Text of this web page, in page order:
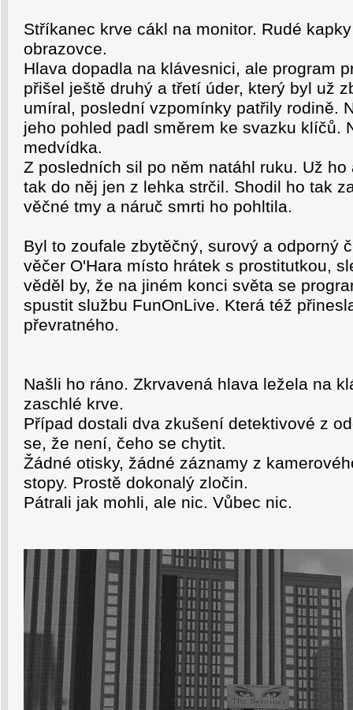
Stříkanec krve cákl na monitor. Rudé
obrazovce.
Hlava dopadla na klávesnici, ale program
přišel ještě druhý a třetí úder, který byl už
umíral, poslední vzpomínky patřily rodině.
jeho pohled padl směrem ke svazku klíčů.
medvídka.
Z posledních sil po něm natáhl ruku. Už
tak do něj jen z lehka strčil. Shodil ho tak
věčné tmy a náruč smrti ho pohltila.
Byl to zoufale zbytěčný, surový a odporný
věčer O'Hara místo hrátek s prostitutkou,
věděl by, že na jiném konci světa se
spustit službu FunOnLive. Která též
převratného.
Našli ho ráno. Zkrvavená hlava ležela na
zaschlé krve.
Případ dostali dva zkušení detektivové z
se, že není, čeho se chytit.
Žádné otisky, žádné záznamy z
stopy. Prostě dokonalý zločin.
Pátrali jak mohli, ale nic. Vůbec nic.